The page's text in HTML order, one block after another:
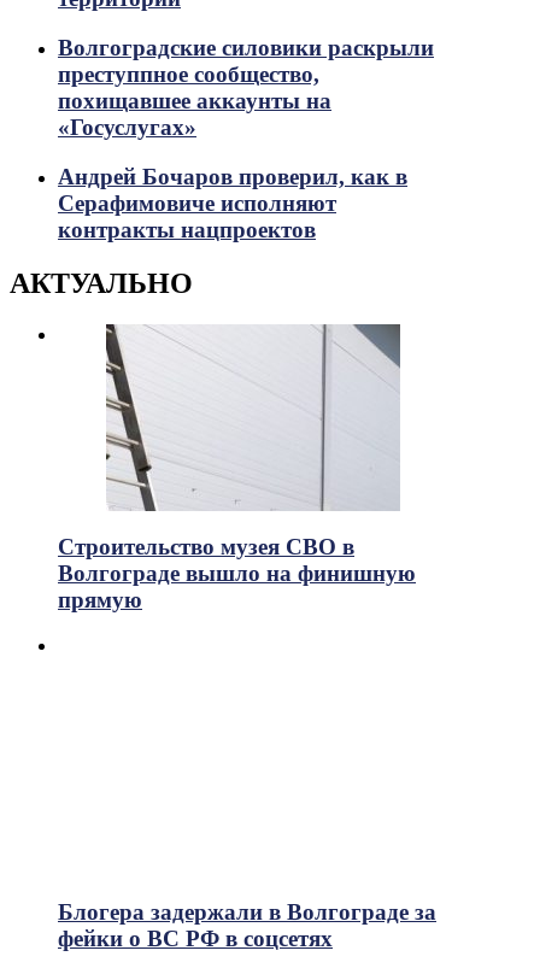
Волгоградские силовики раскрыли
преступпное сообщество,
похищавшее аккаунты на
«Госуслугах»
Андрей Бочаров проверил, как в
Серафимовиче исполняют
контракты нацпроектов
АКТУАЛЬНО
Строительство музея СВО в
Волгограде вышло на финишную
прямую
Блогера задержали в Волгограде за
фейки о ВС РФ в соцсетях